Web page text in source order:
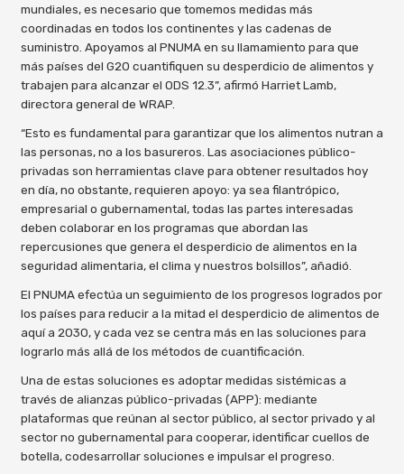
mundiales, es necesario que tomemos medidas más
coordinadas en todos los continentes y las cadenas de
suministro. Apoyamos al PNUMA en su llamamiento para que
más países del G20 cuantifiquen su desperdicio de alimentos y
trabajen para alcanzar el ODS 12.3”, afirmó Harriet Lamb,
directora general de WRAP.
“Esto es fundamental para garantizar que los alimentos nutran a
las personas, no a los basureros. Las asociaciones público-
privadas son herramientas clave para obtener resultados hoy
en día, no obstante, requieren apoyo: ya sea filantrópico,
empresarial o gubernamental, todas las partes interesadas
deben colaborar en los programas que abordan las
repercusiones que genera el desperdicio de alimentos en la
seguridad alimentaria, el clima y nuestros bolsillos”, añadió.
El PNUMA efectúa un seguimiento de los progresos logrados por
los países para reducir a la mitad el desperdicio de alimentos de
aquí a 2030, y cada vez se centra más en las soluciones para
lograrlo más allá de los métodos de cuantificación.
Una de estas soluciones es adoptar medidas sistémicas a
través de alianzas público-privadas (APP): mediante
plataformas que reúnan al sector público, al sector privado y al
sector no gubernamental para cooperar, identificar cuellos de
botella, codesarrollar soluciones e impulsar el progreso.